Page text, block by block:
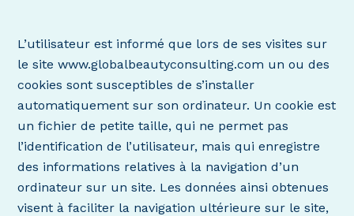
L’utilisateur est informé que lors de ses visites sur
le site www.globalbeautyconsulting.com un ou des
cookies sont susceptibles de s’installer
automatiquement sur son ordinateur. Un cookie est
un fichier de petite taille, qui ne permet pas
l’identification de l’utilisateur, mais qui enregistre
des informations relatives à la navigation d’un
ordinateur sur un site. Les données ainsi obtenues
visent à faciliter la navigation ultérieure sur le site,